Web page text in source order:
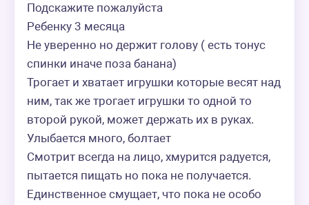
Подскажите пожалуйста
Ребенку 3 месяца
Не уверенно но держит голову ( есть тонус
спинки иначе поза банана)
Трогает и хватает игрушки которые весят над
ним, так же трогает игрушки то одной то
второй рукой, может держать их в руках.
Улыбается много, болтает
Смотрит всегда на лицо, хмурится радуется,
пытается пищать но пока не получается.
Единственное смущает, что пока не особо